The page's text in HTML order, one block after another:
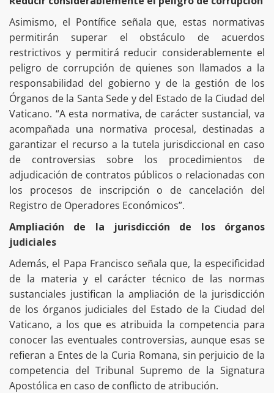
Asimismo, el Pontífice señala que, estas normativas
permitirán superar el obstáculo de acuerdos
restrictivos y permitirá reducir considerablemente el
peligro de corrupción de quienes son llamados a la
responsabilidad del gobierno y de la gestión de los
Órganos de la Santa Sede y del Estado de la Ciudad del
Vaticano. “A esta normativa, de carácter sustancial, va
acompañada una normativa procesal, destinadas a
garantizar el recurso a la tutela jurisdiccional en caso
de controversias sobre los procedimientos de
adjudicación de contratos públicos o relacionadas con
los procesos de inscripción o de cancelación del
Registro de Operadores Económicos”.
Ampliación de la jurisdicción de los órganos
judiciales
Además, el Papa Francisco señala que, la especificidad
de la materia y el carácter técnico de las normas
sustanciales justifican la ampliación de la jurisdicción
de los órganos judiciales del Estado de la Ciudad del
Vaticano, a los que es atribuida la competencia para
conocer las eventuales controversias, aunque esas se
refieran a Entes de la Curia Romana, sin perjuicio de la
competencia del Tribunal Supremo de la Signatura
Apostólica en caso de conflicto de atribución.